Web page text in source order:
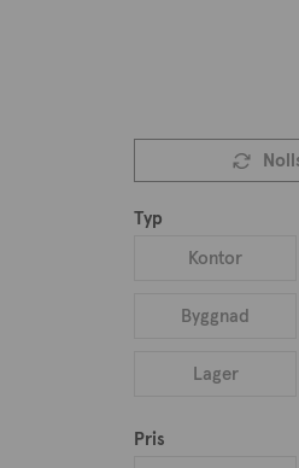
which means "street." In the
devoted to Ayia Marina, and
Typ
Kontor
Byggnad
Lager
Pris